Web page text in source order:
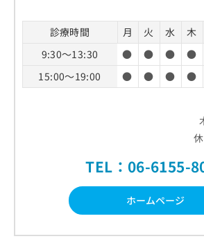
診療時間 月 火 水 木
9:30～13:30
● ● ● ●
15:00～19:00
● ● ● ●
TEL：06-6155-
ホームページ